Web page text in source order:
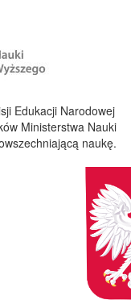
Edukacji Narodowej
Ministerstwa Nauki
naukę.